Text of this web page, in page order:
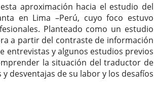
aproximación hacia el estudio del
en Lima –Perú, cuyo foco estuvo
Planteado como un estudio
a partir del contraste de información
entrevistas y algunos estudios previos
la situación del traductor de
desventajas de su labor y los desafíos